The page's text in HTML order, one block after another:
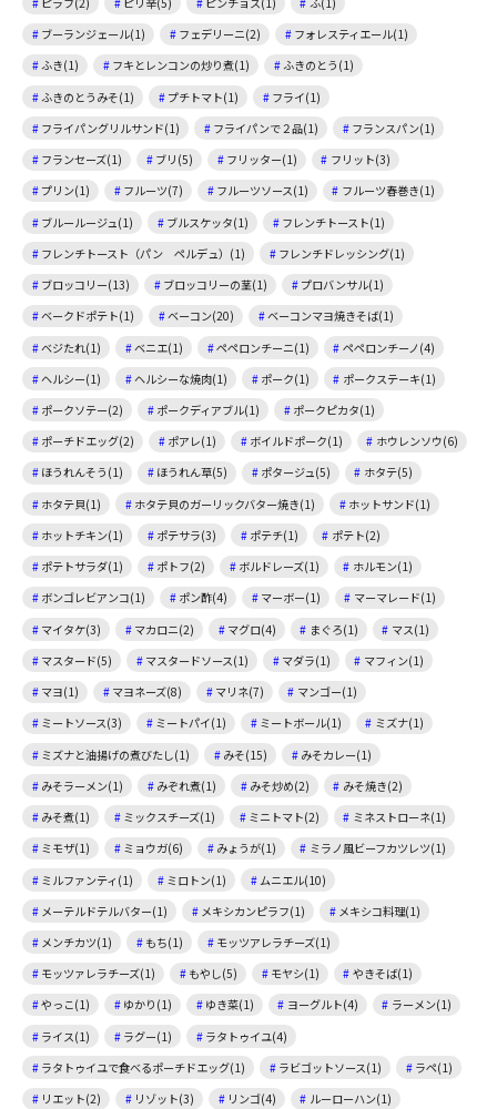
ブーランジェール(1)
フェデリーニ(2)
フォレスティエール(1)
ふき(1)
フキとレンコンの炒り煮(1)
ふきのとう(1)
ふきのとうみそ(1)
プチトマト(1)
フライ(1)
フライパングリルサンド(1)
フライパンで２品(1)
フランスパン(1)
フランセーズ(1)
ブリ(5) フリッター(1)
フリット(3)
プリン(1)
フルーツ(7) フルーツソース(1)
フルーツ春巻き(1)
ブルールージュ(1)
ブルスケッタ(1)
フレンチトースト(1)
フレンチトースト（パン ペルデュ）(1)
フレンチドレッシング(1)
ブロッコリー(13)
ブロッコリーの茎(1)
プロバンサル(1)
ベークドポテト(1)
ベーコン(20)
ベーコンマヨ焼きそば(1)
ベジたれ(1)
ベニエ(1) ペペロンチーニ(1)
ペペロンチーノ(4)
ヘルシー(1)
ヘルシーな焼肉(1) ポーク(1)
ポークステーキ(1)
ポークソテー(2)
ポークディアブル(1)
ポークピカタ(1)
ポーチドエッグ(2)
ポアレ(1) ボイルドポーク(1)
ホウレンソウ(6)
ほうれんそう(1)
ほうれん草(5) ポタージュ(5)
ホタテ(5)
ホタテ貝(1)
ホタテ貝のガーリックバター焼き(1)
ホットサンド(1)
ホットチキン(1)
ポテサラ(3) ポテチ(1)
ポテト(2)
ポテトサラダ(1)
ポトフ(2) ボルドレーズ(1)
ホルモン(1)
ボンゴレビアンコ(1)
ポン酢(4) マーボー(1)
マーマレード(1)
マイタケ(3)
マカロニ(2) マグロ(4) まぐろ(1)
マス(1)
マスタード(5)
マスタードソース(1) マダラ(1)
マフィン(1)
マヨ(1)
マヨネーズ(8) マリネ(7)
マンゴー(1)
ミートソース(3)
ミートパイ(1) ミートボール(1)
ミズナ(1)
ミズナと油揚げの煮びたし(1)
みそ(15)
みそカレー(1)
みそラーメン(1)
みぞれ煮(1) みそ炒め(2)
みそ焼き(2)
みそ煮(1)
ミックスチーズ(1) ミニトマト(2)
ミネストローネ(1)
ミモザ(1)
ミョウガ(6) みょうが(1)
ミラノ風ビーフカツレツ(1)
ミルファンティ(1)
ミロトン(1)
ムニエル(10)
メーテルドテルバター(1)
メキシカンピラフ(1)
メキシコ料理(1)
メンチカツ(1)
もち(1)
モッツアレラチーズ(1)
モッツァレラチーズ(1)
もやし(5) モヤシ(1)
やきそば(1)
やっこ(1)
ゆかり(1) ゆき菜(1) ヨーグルト(4)
ラーメン(1)
ライス(1)
ラグー(1)
ラタトゥイユ(4)
ラタトゥイユで食べるポーチドエッグ(1)
ラビゴットソース(1)
ラペ(1)
リエット(2)
リゾット(3) リンゴ(4)
ルーローハン(1)